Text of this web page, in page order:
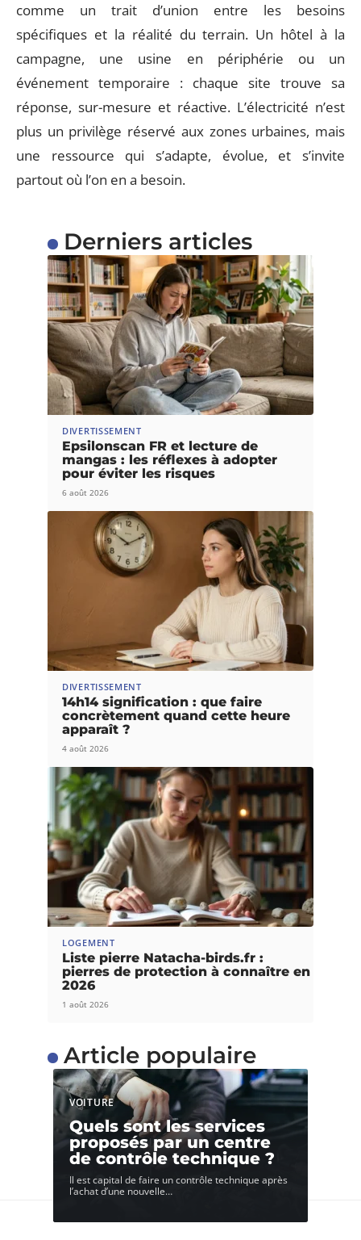
comme un trait d’union entre les besoins
spécifiques et la réalité du terrain. Un hôtel à la
campagne, une usine en périphérie ou un
événement temporaire : chaque site trouve sa
réponse, sur-mesure et réactive. L’électricité n’est
plus un privilège réservé aux zones urbaines, mais
une ressource qui s’adapte, évolue, et s’invite
partout où l’on en a besoin.
Derniers articles
DIVERTISSEMENT
Epsilonscan FR et lecture de
mangas : les réflexes à adopter
pour éviter les risques
6 août 2026
DIVERTISSEMENT
14h14 signification : que faire
concrètement quand cette heure
apparaît ?
4 août 2026
LOGEMENT
Liste pierre Natacha-birds.fr :
pierres de protection à connaître en
2026
1 août 2026
Article populaire
VOITURE
Quels sont les services
proposés par un centre
de contrôle technique ?
Il est capital de faire un contrôle technique après
l’achat d’une nouvelle…